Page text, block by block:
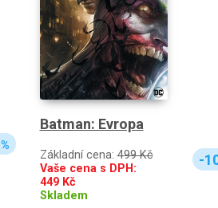
%
Batman: Evropa
Základní cena:499 Kč
Vaše cena s DPH:
449Kč
Skladem
-